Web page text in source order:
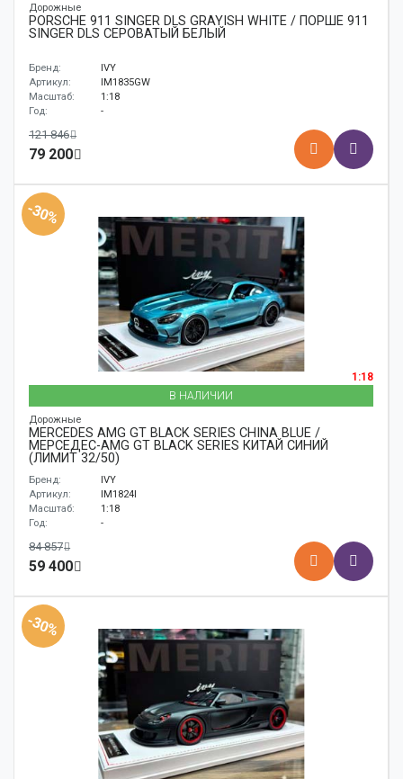
Дорожные
PORSCHE 911 SINGER DLS GRAYISH WHITE / ПОРШЕ 911
SINGER DLS СЕРОВАТЫЙ БЕЛЫЙ
Бренд:
IVY
Артикул:
IM1835GW
Масштаб:
1:18
Год:
-
121 846
79 200
-30%
1:18
В НАЛИЧИИ
Дорожные
MERCEDES AMG GT BLACK SERIES CHINA BLUE /
МЕРСЕДЕС-AMG GT BLACK SERIES КИТАЙ СИНИЙ
(ЛИМИТ 32/50)
Бренд:
IVY
Артикул:
IM1824I
Масштаб:
1:18
Год:
-
84 857
59 400
-30%